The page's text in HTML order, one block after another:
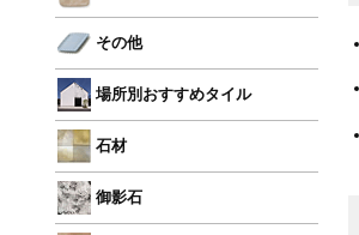
その他
場所別おすすめタイル
石材
御影石